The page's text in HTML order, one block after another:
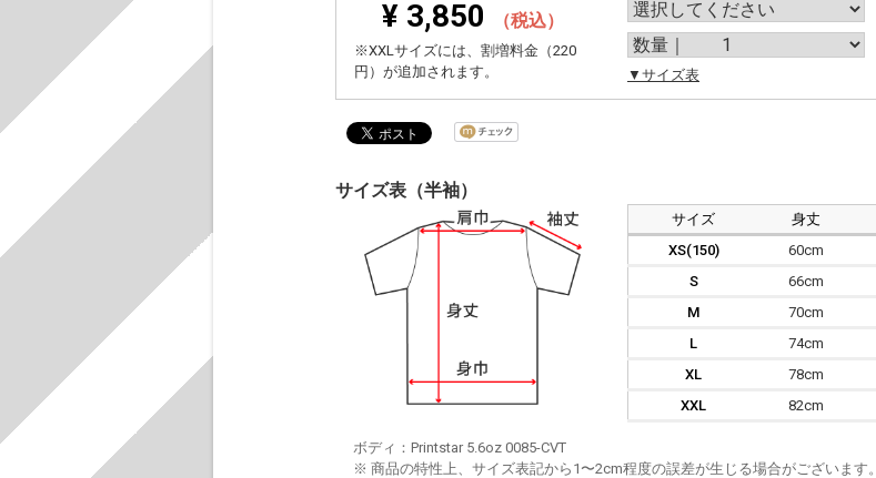
¥ 3,850 （税込）
※XXLサイズには、割増料金（220
円）が追加されます。
▼サイズ表
サイズ表（半袖）
サイズ 身丈
XS(150)
60cm
S
66cm
M
70cm
L
74cm
XL
78cm
XXL
82cm
ボディ：Printstar 5.6oz 0085-CVT
※ 商品の特性上、サイズ表記から1〜2cm程度の誤差が生じる場合がございます。